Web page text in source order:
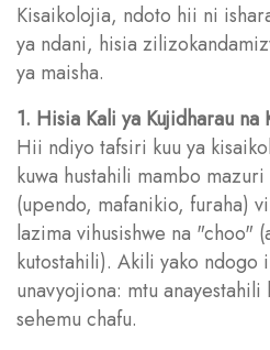
Kisaikolojia, ndoto hii ni
ya ndani, hisia
ya maisha.
1. Hisia Kali ya Kujidharau na
Hii ndiyo tafsiri kuu ya
kuwa hustahili mambo
(upendo, mafanikio, furaha)
lazima vihusishwe na "choo"
kutostahili). Akili yako ndogo
unavyojiona: mtu
sehemu chafu.